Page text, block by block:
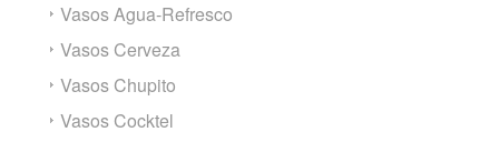
Vasos Agua-Refresco
Vasos Cerveza
Vasos Chupito
Vasos Cocktel